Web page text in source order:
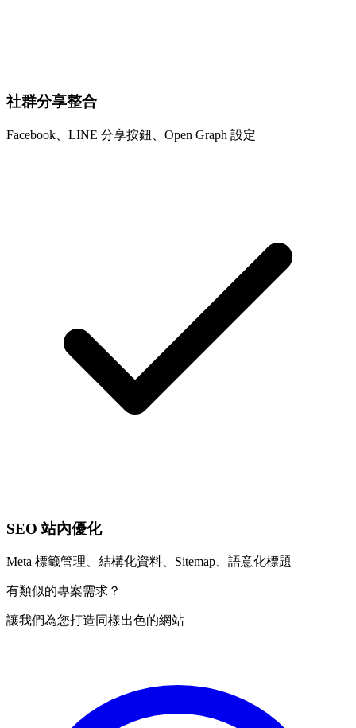
社群分享整合
Facebook、LINE 分享按鈕、Open Graph 設定
SEO 站內優化
Meta 標籤管理、結構化資料、Sitemap、語意化標題
有類似的專案需求？
讓我們為您打造同樣出色的網站